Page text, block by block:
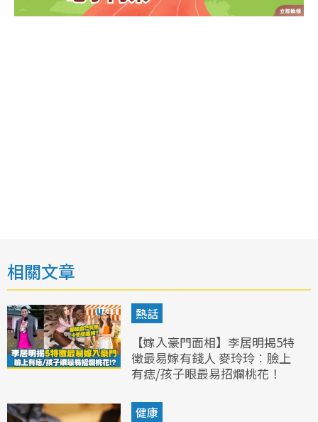
相關文章
熱話
【嫁入豪門面相】李居明揭5特
徵最易嫁有錢人 麥玲玲︰臉上
有痣/孩子眼最易招爛桃花！
健康